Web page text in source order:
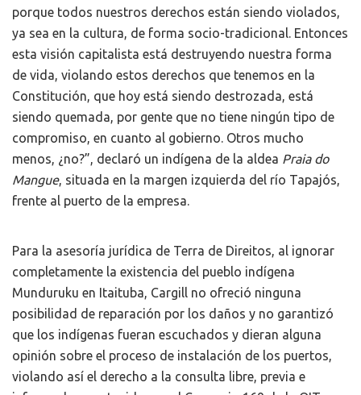
porque todos nuestros derechos están siendo violados,
ya sea en la cultura, de forma socio-tradicional. Entonces
esta visión capitalista está destruyendo nuestra forma
de vida, violando estos derechos que tenemos en la
Constitución, que hoy está siendo destrozada, está
siendo quemada, por gente que no tiene ningún tipo de
compromiso, en cuanto al gobierno. Otros mucho
menos, ¿no?”, declaró un indígena de la aldea Praia do
Mangue, situada en la margen izquierda del río Tapajós,
frente al puerto de la empresa.
Para la asesoría jurídica de Terra de Direitos, al ignorar
completamente la existencia del pueblo indígena
Munduruku en Itaituba, Cargill no ofreció ninguna
posibilidad de reparación por los daños y no garantizó
que los indígenas fueran escuchados y dieran alguna
opinión sobre el proceso de instalación de los puertos,
violando así el derecho a la consulta libre, previa e